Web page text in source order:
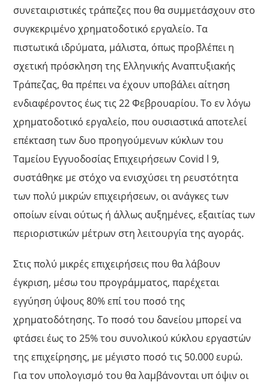
συνεταιριστικές τράπεζες που θα συμμετάσχουν στο
συγκεκριμένο χρηματοδοτικό εργαλείο. Τα
πιστωτικά ιδρύματα, μάλιστα, όπως προβλέπει η
σχετική πρόσκληση της Ελληνικής Αναπτυξιακής
Τράπεζας, θα πρέπει να έχουν υποβάλει αίτηση
ενδιαφέροντος έως τις 22 Φεβρουαρίου. Το εν λόγω
χρηματοδοτικό εργαλείο, που ουσιαστικά αποτελεί
επέκταση των δυο προηγούμενων κύκλων του
Ταμείου Εγγυοδοσίας Επιχειρήσεων Covid l 9,
συστάθηκε με στόχο να ενισχύσει τη ρευστότητα
των πολύ μικρών επιχειρήσεων, οι ανάγκες των
οποίων είναι ούτως ή άλλως αυξημένες, εξαιτίας των
περιοριστικών μέτρων στη λειτουργία της αγοράς.
Στις πολύ μικρές επιχειρήσεις που θα λάβουν
έγκριση, μέσω του προγράμματος, παρέχεται
εγγύηση ύψους 80% επί του ποσό της
χρηματοδότησης. Το ποσό του δανείου μπορεί να
φτάσει έως το 25% του συνολικού κύκλου εργαστών
της επιχείρησης, με μέγιστο ποσό τις 50.000 ευρώ.
Για τον υπολογισμό του θα λαμβάνονται υπ όψιν οι